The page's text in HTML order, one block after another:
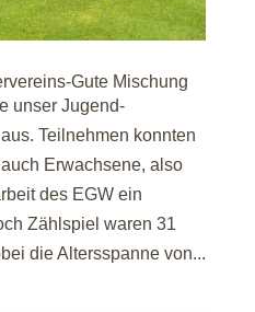
Gute Mischung
unser Jugend-
Teilnehmen konnten
Erwachsene, also
des EGW ein
Zählspiel waren 31
die Altersspanne von...